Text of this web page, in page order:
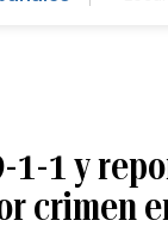
1-1 y
crimen